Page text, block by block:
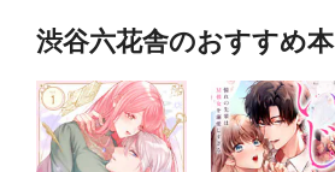
渋谷六花舎のおすすめ本